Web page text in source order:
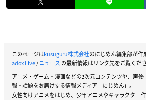
このページはkusuguru株式会社のにじめん編集部が作
adox Live/ニュース の最新情報はリンク先をご覧くださ
アニメ・ゲーム・漫画などの2次元コンテンツや、声
報・話題をお届けする情報メディア「にじめん」。
女性向けアニメをはじめ、少年アニメやキャラクター